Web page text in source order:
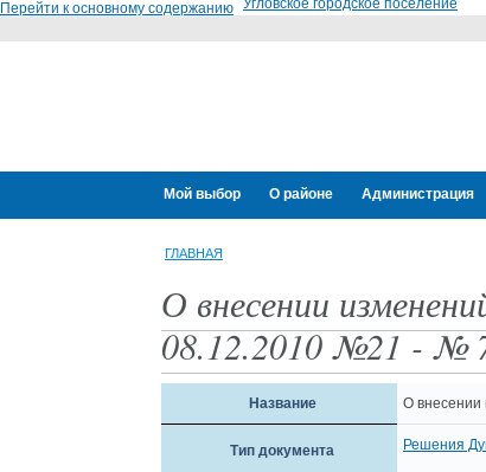
Перейти к основному содержанию Угловское городское поселение
Мой выбор О районе Администрация
ГЛАВНАЯ
О внесении
08.12.2010 №21 - №
Название О внесении
Тип документа Решения